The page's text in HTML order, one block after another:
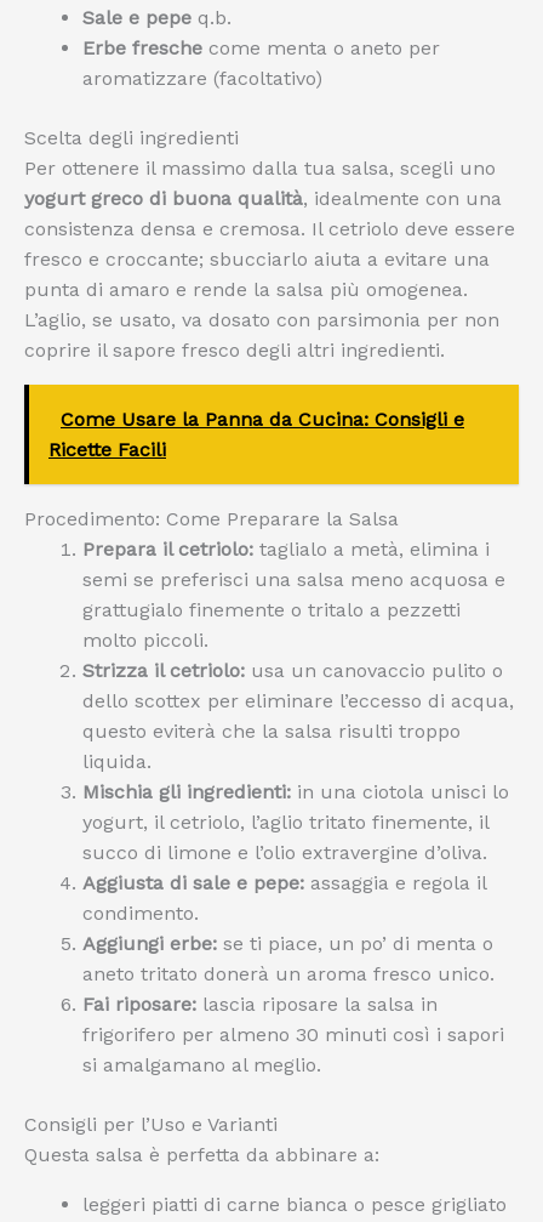
Sale e pepe q.b.
Erbe fresche come menta o aneto per
aromatizzare (facoltativo)
Scelta degli ingredienti
Per ottenere il massimo dalla tua salsa, scegli uno
yogurt greco di buona qualità, idealmente con una
consistenza densa e cremosa. Il cetriolo deve essere
fresco e croccante; sbucciarlo aiuta a evitare una
punta di amaro e rende la salsa più omogenea.
L’aglio, se usato, va dosato con parsimonia per non
coprire il sapore fresco degli altri ingredienti.
Come Usare la Panna da Cucina: Consigli e
Ricette Facili
Procedimento: Come Preparare la Salsa
Prepara il cetriolo: taglialo a metà, elimina i
semi se preferisci una salsa meno acquosa e
grattugialo finemente o tritalo a pezzetti
molto piccoli.
Strizza il cetriolo: usa un canovaccio pulito o
dello scottex per eliminare l’eccesso di acqua,
questo eviterà che la salsa risulti troppo
liquida.
Mischia gli ingredienti: in una ciotola unisci lo
yogurt, il cetriolo, l’aglio tritato finemente, il
succo di limone e l’olio extravergine d’oliva.
Aggiusta di sale e pepe: assaggia e regola il
condimento.
Aggiungi erbe: se ti piace, un po’ di menta o
aneto tritato donerà un aroma fresco unico.
Fai riposare: lascia riposare la salsa in
frigorifero per almeno 30 minuti così i sapori
si amalgamano al meglio.
Consigli per l’Uso e Varianti
Questa salsa è perfetta da abbinare a:
leggeri piatti di carne bianca o pesce grigliato